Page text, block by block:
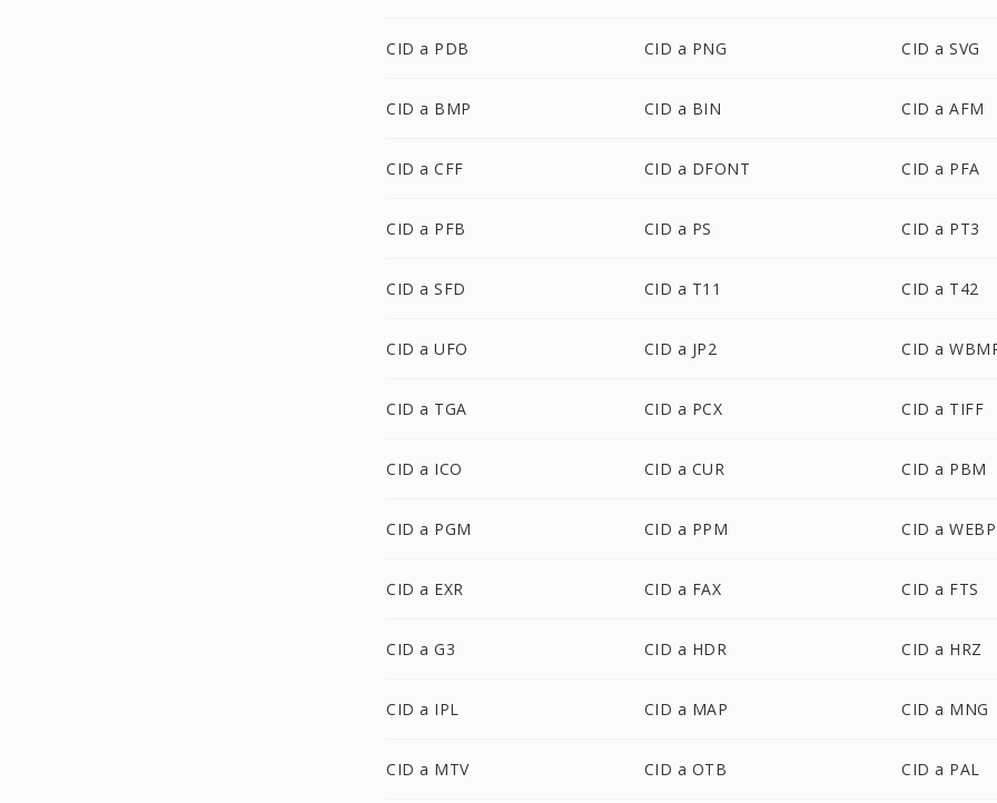
CID a PDB CID a PNG CID a SVG
CID a BMP CID a BIN CID a AFM
CID a CFF CID a DFONT CID a PFA
CID a PFB CID a PS CID a PT3
CID a SFD CID a T11 CID a T42
CID a UFO CID a JP2 CID a
CID a TGA CID a PCX CID a TIFF
CID a ICO CID a CUR CID a PBM
CID a PGM CID a PPM CID a WEBP
CID a EXR CID a FAX CID a FTS
CID a G3 CID a HDR CID a HRZ
CID a IPL CID a MAP CID a MNG
CID a MTV CID a OTB CID a PAL